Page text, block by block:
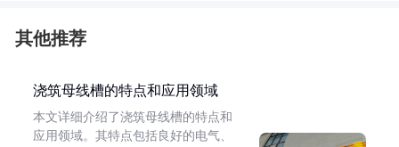
其他推荐
浇筑母线槽的特点和应用领域
本文详细介绍了浇筑母线槽的特点和
应用领域。其特点包括良好的电气、